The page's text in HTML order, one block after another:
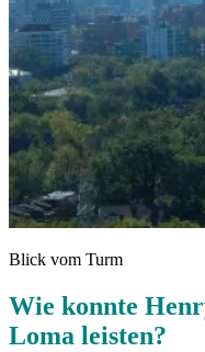
Blick vom Turm
Wie konnte
Loma leisten?